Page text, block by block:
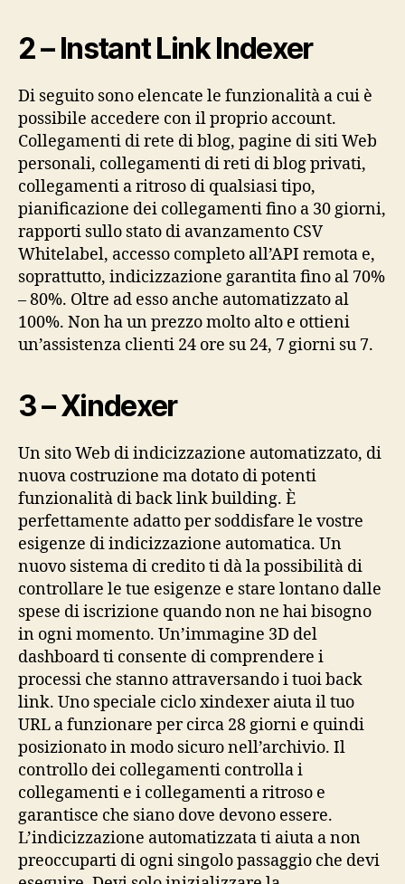
2 – Instant Link Indexer
Di seguito sono elencate le funzionalità a cui è
possibile accedere con il proprio account.
Collegamenti di rete di blog, pagine di siti Web
personali, collegamenti di reti di blog privati,
collegamenti a ritroso di qualsiasi tipo,
pianificazione dei collegamenti fino a 30 giorni,
rapporti sullo stato di avanzamento CSV
Whitelabel, accesso completo all’API remota e,
soprattutto, indicizzazione garantita fino al 70%
– 80%. Oltre ad esso anche automatizzato al
100%. Non ha un prezzo molto alto e ottieni
un’assistenza clienti 24 ore su 24, 7 giorni su 7.
3 – Xindexer
Un sito Web di indicizzazione automatizzato, di
nuova costruzione ma dotato di potenti
funzionalità di back link building. È
perfettamente adatto per soddisfare le vostre
esigenze di indicizzazione automatica. Un
nuovo sistema di credito ti dà la possibilità di
controllare le tue esigenze e stare lontano dalle
spese di iscrizione quando non ne hai bisogno
in ogni momento. Un’immagine 3D del
dashboard ti consente di comprendere i
processi che stanno attraversando i tuoi back
link. Uno speciale ciclo xindexer aiuta il tuo
URL a funzionare per circa 28 giorni e quindi
posizionato in modo sicuro nell’archivio. Il
controllo dei collegamenti controlla i
collegamenti e i collegamenti a ritroso e
garantisce che siano dove devono essere.
L’indicizzazione automatizzata ti aiuta a non
preoccuparti di ogni singolo passaggio che devi